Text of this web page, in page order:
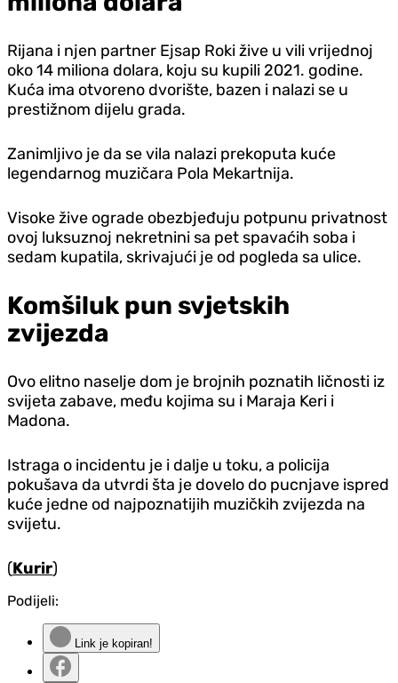
Rijana i njen partner Ejsap Roki žive u vili vrijednoj
oko 14 miliona dolara, koju su kupili 2021. godine.
Kuća ima otvoreno dvorište, bazen i nalazi se u
prestižnom dijelu grada.
Zanimljivo je da se vila nalazi prekoputa kuće
legendarnog muzičara Pola Mekartnija.
Visoke žive ograde obezbjeđuju potpunu privatnost
ovoj luksuznoj nekretnini sa pet spavaćih soba i
sedam kupatila, skrivajući je od pogleda sa ulice.
Komšiluk pun svjetskih
zvijezda
Ovo elitno naselje dom je brojnih poznatih ličnosti iz
svijeta zabave, među kojima su i Maraja Keri i
Madona.
Istraga o incidentu je i dalje u toku, a policija
pokušava da utvrdi šta je dovelo do pucnjave ispred
kuće jedne od najpoznatijih muzičkih zvijezda na
svijetu.
(Kurir)
Podijeli:
Link je kopiran!